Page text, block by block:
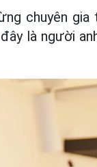
chuyên
là người